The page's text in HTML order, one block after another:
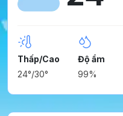
Thấp/Cao
24°/30°
Độ ẩm
99%